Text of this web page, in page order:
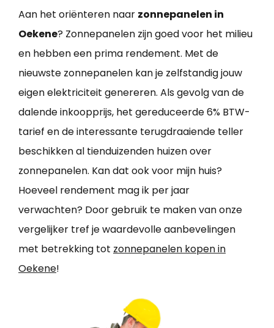
Aan het oriënteren naar zonnepanelen in
Oekene? Zonnepanelen zijn goed voor het milieu
en hebben een prima rendement. Met de
nieuwste zonnepanelen kan je zelfstandig jouw
eigen elektriciteit genereren. Als gevolg van de
dalende inkoopprijs, het gereduceerde 6% BTW-
tarief en de interessante terugdraaiende teller
beschikken al tienduizenden huizen over
zonnepanelen. Kan dat ook voor mijn huis?
Hoeveel rendement mag ik per jaar
verwachten? Door gebruik te maken van onze
vergelijker tref je waardevolle aanbevelingen
met betrekking tot zonnepanelen kopen in
Oekene!